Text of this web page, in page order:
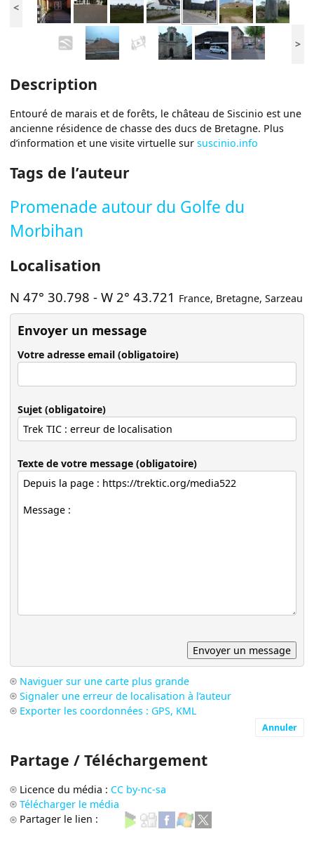
<
>
Description
Entouré de marais et de forêts, le château de Siscinio est une
ancienne résidence de chasse des ducs de Bretagne. Plus
d’information et une visite virtuelle sursuscinio.info
Tags de l’auteur
Promenade autour du Golfe du
Morbihan
Localisation
N 47° 30.798 -W 2° 43.721 France, Bretagne,Sarzeau
Envoyer un message
Votre adresse email (obligatoire)
Sujet (obligatoire)
Texte de votre message (obligatoire)
Naviguer sur une carte plus grande
Signaler une erreur de localisation à l’auteur
Exporter les coordonnées : GPS, KML
Annuler
Partage / Téléchargement
Licence du média : CC by-nc-sa
Télécharger le média
Partager le lien :